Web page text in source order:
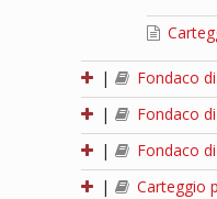
|
Fondaco
|
Fondaco
|
Fondaco
|
Carteggio